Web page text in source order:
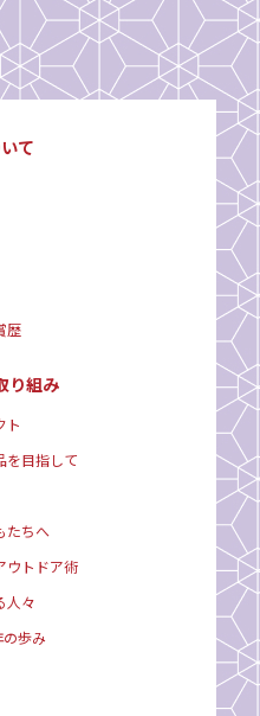
て
歴
り組み
ト
を目指して
たちへ
ウトドア術
人々
歩み